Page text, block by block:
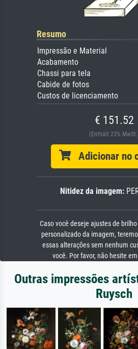
Resumo
Impressão e Material
Acabamento
Chassi para tela
Cabide de fotos
Custos de licenciamento
€ 151.52
(Enthält 23%
Adicionar no
Nitidez da imagem:
Caso você deseje ajustes de
personalizado da imagem,
essas alterações sem nenhum
você. Por favor, não hesite
Outras impressões
Ruysch